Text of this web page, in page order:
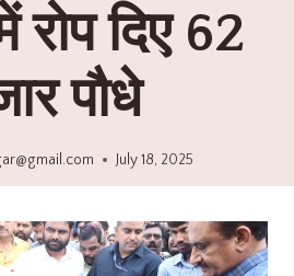
रोप दिए 62
पौधे
July 18, 2025